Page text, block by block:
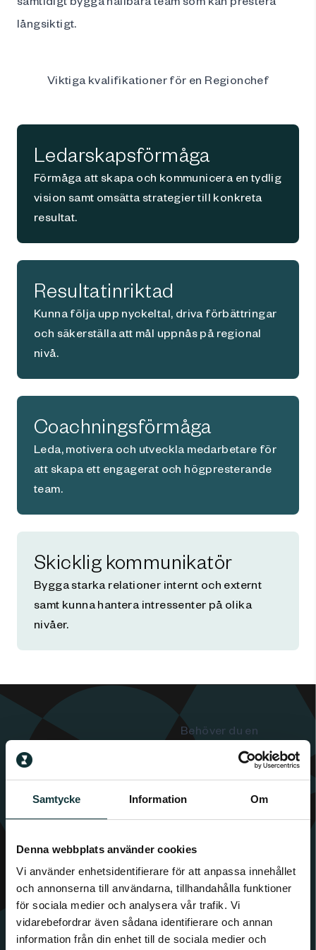
Samtycke Information Om
Denna webbplats använder cookies
Vi använder enhetsidentifierare för att anpassa innehållet
och annonserna till användarna, tillhandahålla funktioner
för sociala medier och analysera vår trafik. Vi
vidarebefordrar även sådana identifierare och annan
information från din enhet till de sociala medier och
långsiktigt.
Viktiga kvalifikationer för en Regionchef
Ledarskapsförmåga
Förmåga att skapa och kommunicera en tydlig
vision samt omsätta strategier till konkreta
resultat.
Resultatinriktad
Kunna följa upp nyckeltal, driva förbättringar
och säkerställa att mål uppnås på regional
nivå.
Coachningsförmåga
Leda, motivera och utveckla medarbetare för
att skapa ett engagerat och högpresterande
team.
Skicklig kommunikatör
Bygga starka relationer internt och externt
samt kunna hantera intressenter på olika
nivåer.
Behöver du en
regionchef som
dag ett?
Låt oss ta en dialog –
skicka din förfrågan,
så svarar vi inom kort!
Till formuläret